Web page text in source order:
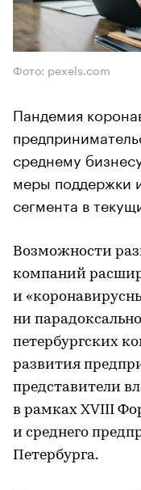
Фото: pexels.com
Пандемия
среднему
меры поддержки
сегмента в
Возможности
компаний
и
ни
петербургских
развития
представители
в рамках XVIII
и среднего
Петербурга.